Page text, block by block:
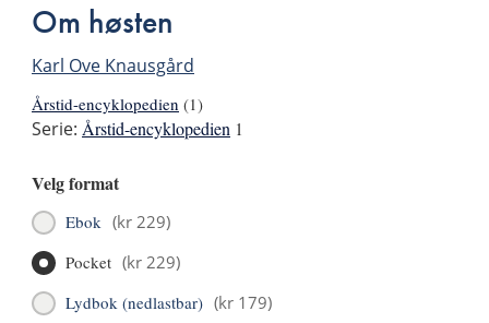
Om høsten
Karl Ove Knausgård
Årstid-encyklopedien (1)
Serie: Årstid-encyklopedien 1
Velg format
Ebok (kr 229)
Pocket (kr 229)
Lydbok (nedlastbar) (kr 179)